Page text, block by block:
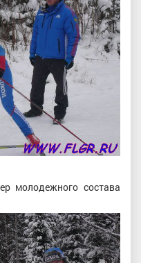
молодежного состава